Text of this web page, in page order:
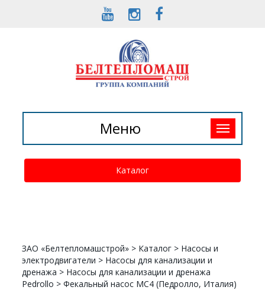
Toggle
navigation
Меню
Каталог
ЗАО «Белтепломашстрой» > Каталог > Насосы и
электродвигатели > Насосы для канализации и
дренажа > Насосы для канализации и дренажа
Pedrollo >Фекальный насос MC4 (Педролло, Италия)